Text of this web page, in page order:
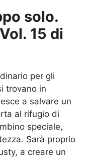
solo.
15 di
per gli
trovano in
a salvare un
al rifugio di
speciale,
Sarà proprio
a creare un